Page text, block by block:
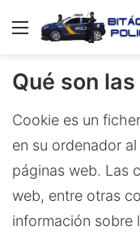
Menú
Qué son
Cookie es un
en su ordenador
páginas web. Las
web, entre otras
información sobre